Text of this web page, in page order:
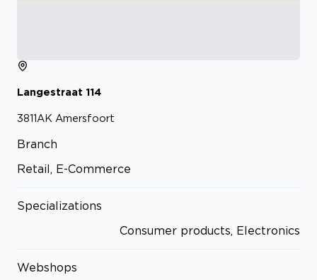
Langestraat 114
3811AK Amersfoort
Branch
Retail, E-Commerce
Specializations
Consumer products, Electronics
Webshops